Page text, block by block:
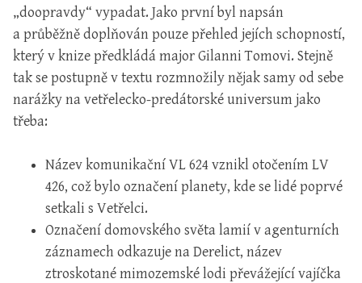
„doopravdy“ vypadat. Jako první byl napsán
a průběžně doplňován pouze přehled jejích schopností,
který v knize předkládá major Gilanni Tomovi. Stejně
tak se postupně v textu rozmnožily nějak samy od sebe
narážky na vetřelecko-predátorské universum jako
třeba:
Název komunikační VL 624 vznikl otočením LV
426, což bylo označení planety, kde se lidé poprvé
setkali s Vetřelci.
Označení domovského světa lamií v agenturních
záznamech odkazuje na Derelict, název
ztroskotané mimozemské lodi převážející vajíčka